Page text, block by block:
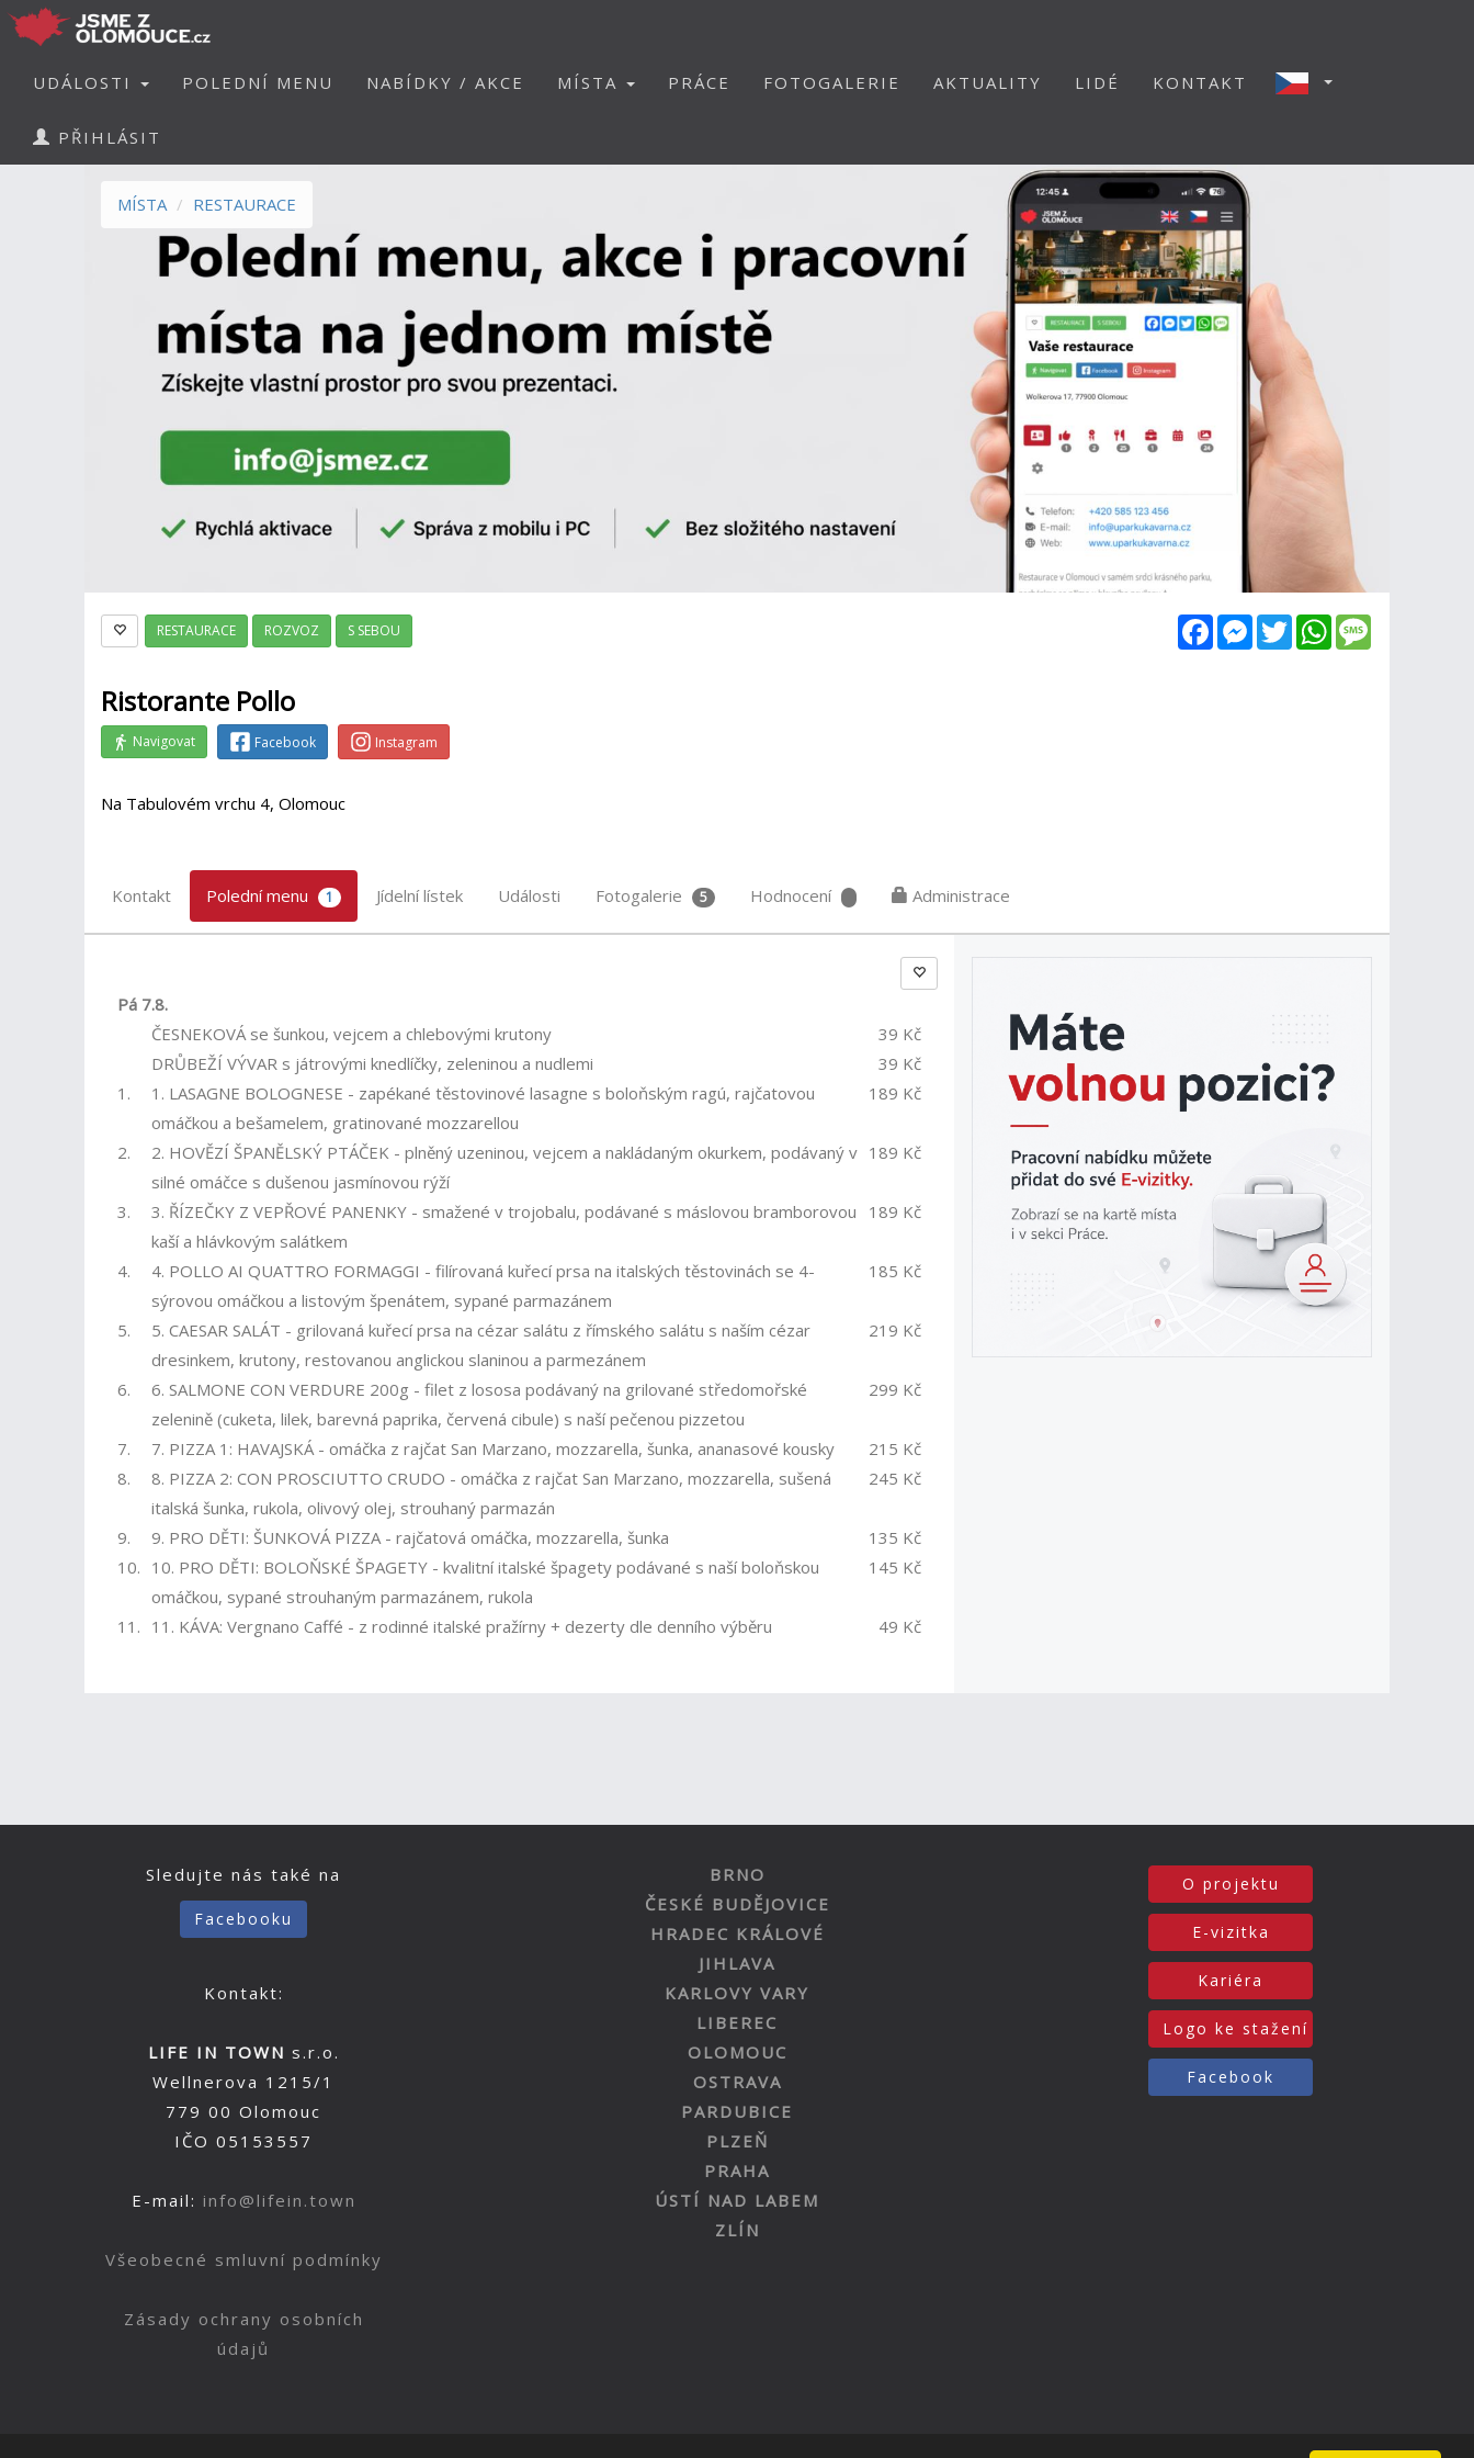
UDÁLOSTI POLEDNÍ MENU NABÍDKY / AKCE MÍSTA PRÁCE FOTOGALERIE AKTUALITY LIDÉ KONTAKT
PŘIHLÁSIT
MÍSTA RESTAURACE
FacebookMessenger
TwitterWhatsApp
RESTAURACE ROZVOZ S SEBOU
Ristorante Pollo
Navigovat Facebook Instagram
Na Tabulovém vrchu 4, Olomouc
Kontakt Polední menu 1 Jídelní lístek Události Fotogalerie 5 Hodnocení Administrace
Pá 7.8.
ČESNEKOVÁ se šunkou, vejcem a chlebovými krutony
39 Kč
DRŮBEŽÍ VÝVAR s játrovými knedlíčky, zeleninou a nudlemi
39 Kč
1.
1. LASAGNE BOLOGNESE - zapékané těstovinové lasagne s boloňským ragú, rajčatovou
omáčkou a bešamelem, gratinované mozzarellou
189 Kč
2.
2. HOVĚZÍ ŠPANĚLSKÝ PTÁČEK - plněný uzeninou, vejcem a nakládaným okurkem, podávaný v
silné omáčce s dušenou jasmínovou rýží
189 Kč
3.
3. ŘÍZEČKY Z VEPŘOVÉ PANENKY - smažené v trojobalu, podávané s máslovou bramborovou
kaší a hlávkovým salátkem
189 Kč
4.
4. POLLO AI QUATTRO FORMAGGI - filírovaná kuřecí prsa na italských těstovinách se 4-
sýrovou omáčkou a listovým špenátem, sypané parmazánem
185 Kč
5.
5. CAESAR SALÁT - grilovaná kuřecí prsa na cézar salátu z římského salátu s naším cézar
dresinkem, krutony, restovanou anglickou slaninou a parmezánem
219 Kč
6.
6. SALMONE CON VERDURE 200g - filet z lososa podávaný na grilované středomořské
zelenině (cuketa, lilek, barevná paprika, červená cibule) s naší pečenou pizzetou
299 Kč
7. 7. PIZZA 1: HAVAJSKÁ - omáčka z rajčat San Marzano, mozzarella, šunka, ananasové kousky
215 Kč
8.
8. PIZZA 2: CON PROSCIUTTO CRUDO - omáčka z rajčat San Marzano, mozzarella, sušená
italská šunka, rukola, olivový olej, strouhaný parmazán
245 Kč
9. 9. PRO DĚTI: ŠUNKOVÁ PIZZA - rajčatová omáčka, mozzarella, šunka
135 Kč
10. 10. PRO DĚTI: BOLOŇSKÉ ŠPAGETY - kvalitní italské špagety podávané s naší boloňskou
omáčkou, sypané strouhaným parmazánem, rukola
145 Kč
11. 11. KÁVA: Vergnano Caffé - z rodinné italské pražírny + dezerty dle denního výběru 49 Kč
Sledujte nás také na
Facebooku
Kontakt:
LIFE IN TOWN s.r.o.
Wellnerova 1215/1
779 00 Olomouc
IČO 05153557
E-mail: info@lifein.town
Všeobecné smluvní podmínky
Zásady ochrany osobních
údajů
BRNO
ČESKÉ BUDĚJOVICE
HRADEC KRÁLOVÉ
JIHLAVA
KARLOVY VARY
LIBEREC
OLOMOUC
OSTRAVA
PARDUBICE
PLZEŇ
PRAHA
ÚSTÍ NAD LABEM
ZLÍN
O projektu
E-vizitka
Kariéra
Logo ke stažení
Facebook